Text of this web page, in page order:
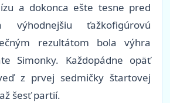
a dokonca ešte tesne pred
výhodnejšiu ťažkofigúrovú
rezultátom bola výhra
Simonky. Každopádne opäť
z prvej sedmičky štartovej
šesť partií.